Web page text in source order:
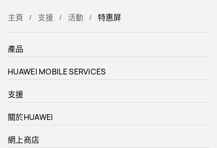
主頁 支援 活動 特惠屏
產品
HUAWEI MOBILE SERVICES
支援
關於HUAWEI
網上商店